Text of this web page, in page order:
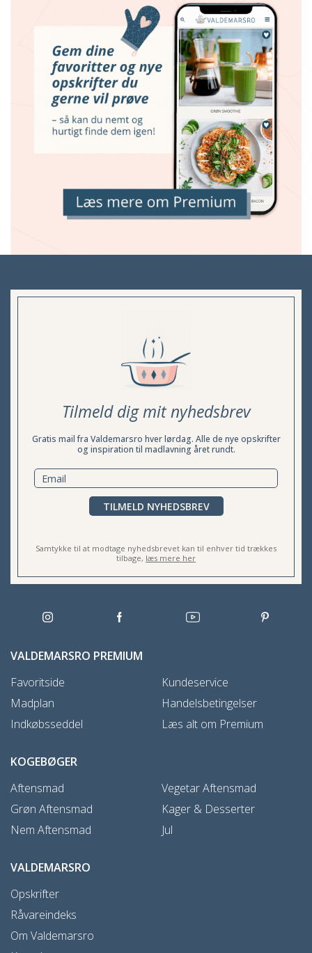
Tilmeld dig mit nyhedsbrev
Gratis mail fra Valdemarsro hver lørdag. Alle de nye opskrifter
og inspiration til madlavning året rundt.
TILMELD NYHEDSBREV
Samtykke til at modtage nyhedsbrevet kan til enhver tid trækkes
tilbage, læs mere her
VALDEMARSRO PREMIUM
Favoritside
Madplan
Indkøbsseddel
Kundeservice
Handelsbetingelser
Læs alt om Premium
KOGEBØGER
Aftensmad
Grøn Aftensmad
Nem Aftensmad
Vegetar Aftensmad
Kager & Desserter
Jul
VALDEMARSRO
Opskrifter
Råvareindeks
Om Valdemarsro